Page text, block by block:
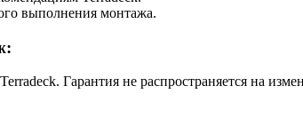
выполнения монтажа.
Гарантия не распространяется на